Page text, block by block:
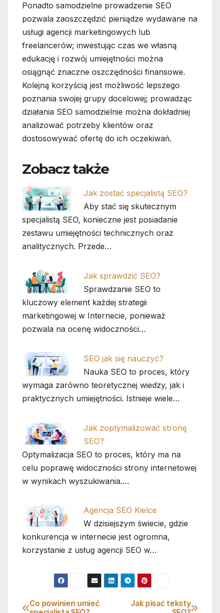
Ponadto samodzielne prowadzenie SEO
pozwala zaoszczędzić pieniądze wydawane na
usługi agencji marketingowych lub
freelancerów; inwestując czas we własną
edukację i rozwój umiejętności można
osiągnąć znaczne oszczędności finansowe.
Kolejną korzyścią jest możliwość lepszego
poznania swojej grupy docelowej; prowadząc
działania SEO samodzielnie można dokładniej
analizować potrzeby klientów oraz
dostosowywać ofertę do ich oczekiwań.
Zobacz także
Jak zostać specjalistą SEO?
Aby stać się skutecznym
specjalistą SEO, konieczne jest posiadanie
zestawu umiejętności technicznych oraz
analitycznych. Przede…
Jak sprawdzić SEO?
Sprawdzanie SEO to
kluczowy element każdej strategii
marketingowej w Internecie, ponieważ
pozwala na ocenę widoczności…
SEO jak się nauczyć?
Nauka SEO to proces, który
wymaga zarówno teoretycznej wiedzy, jak i
praktycznych umiejętności. Istnieje wiele…
Jak zoptymalizować stronę
SEO?
Optymalizacja SEO to proces, który ma na
celu poprawę widoczności strony internetowej
w wynikach wyszukiwania.…
Agencja SEO Kielce
W dzisiejszym świecie, gdzie
konkurencja w internecie jest ogromna,
korzystanie z usług agencji SEO w…
Nawigacja
Jak pisać teksty
Co powinien umieć